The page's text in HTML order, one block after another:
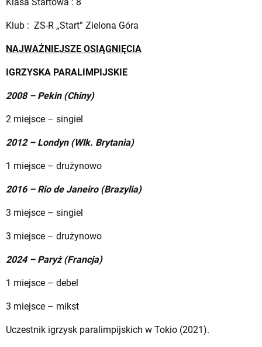
Klub : ZS-R „Start” Zielona Góra
NAJWAŻNIEJSZE OSIĄGNIĘCIA
IGRZYSKA PARALIMPIJSKIE
2008 – Pekin (Chiny)
2 miejsce – singiel
2012 – Londyn (Wlk. Brytania)
1 miejsce – drużynowo
2016 – Rio de Janeiro (Brazylia)
3 miejsce – singiel
3 miejsce – drużynowo
2024 – Paryż (Francja)
1 miejsce – debel
3 miejsce – mikst
Uczestnik igrzysk paralimpijskich w Tokio (2021).